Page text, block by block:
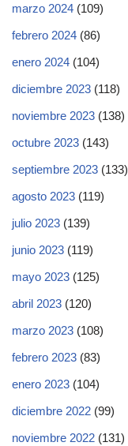
marzo 2024 (109)
febrero 2024 (86)
enero 2024 (104)
diciembre 2023 (118)
noviembre 2023 (138)
octubre 2023 (143)
septiembre 2023 (133)
agosto 2023 (119)
julio 2023 (139)
junio 2023 (119)
mayo 2023 (125)
abril 2023 (120)
marzo 2023 (108)
febrero 2023 (83)
enero 2023 (104)
diciembre 2022 (99)
noviembre 2022 (131)